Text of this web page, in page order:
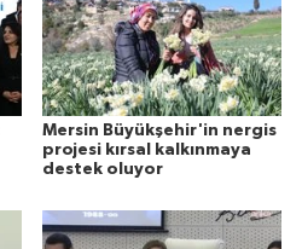
Mersin Büyükşehir'in nergis
projesi kırsal kalkınmaya
destek oluyor